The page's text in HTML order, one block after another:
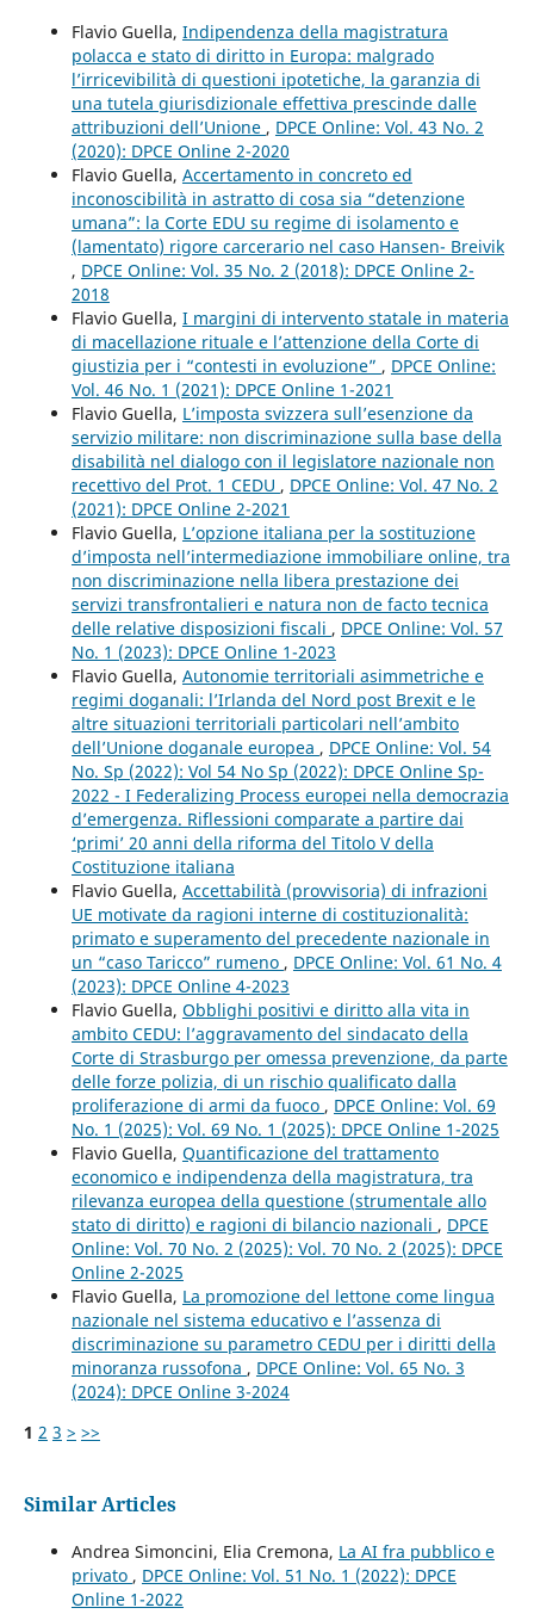
Flavio Guella, Indipendenza della magistratura
polacca e stato di diritto in Europa: malgrado
l’irricevibilità di questioni ipotetiche, la garanzia di
una tutela giurisdizionale effettiva prescinde dalle
attribuzioni dell’Unione , DPCE Online: Vol. 43 No. 2
(2020): DPCE Online 2-2020
Flavio Guella, Accertamento in concreto ed
inconoscibilità in astratto di cosa sia “detenzione
umana”: la Corte EDU su regime di isolamento e
(lamentato) rigore carcerario nel caso Hansen- Breivik
, DPCE Online: Vol. 35 No. 2 (2018): DPCE Online 2-
2018
Flavio Guella, I margini di intervento statale in materia
di macellazione rituale e l’attenzione della Corte di
giustizia per i “contesti in evoluzione” , DPCE Online:
Vol. 46 No. 1 (2021): DPCE Online 1-2021
Flavio Guella, L’imposta svizzera sull’esenzione da
servizio militare: non discriminazione sulla base della
disabilità nel dialogo con il legislatore nazionale non
recettivo del Prot. 1 CEDU , DPCE Online: Vol. 47 No. 2
(2021): DPCE Online 2-2021
Flavio Guella, L’opzione italiana per la sostituzione
d’imposta nell’intermediazione immobiliare online, tra
non discriminazione nella libera prestazione dei
servizi transfrontalieri e natura non de facto tecnica
delle relative disposizioni fiscali , DPCE Online: Vol. 57
No. 1 (2023): DPCE Online 1-2023
Flavio Guella, Autonomie territoriali asimmetriche e
regimi doganali: l’Irlanda del Nord post Brexit e le
altre situazioni territoriali particolari nell’ambito
dell’Unione doganale europea , DPCE Online: Vol. 54
No. Sp (2022): Vol 54 No Sp (2022): DPCE Online Sp-
2022 - I Federalizing Process europei nella democrazia
d’emergenza. Riflessioni comparate a partire dai
‘primi’ 20 anni della riforma del Titolo V della
Costituzione italiana
Flavio Guella, Accettabilità (provvisoria) di infrazioni
UE motivate da ragioni interne di costituzionalità:
primato e superamento del precedente nazionale in
un “caso Taricco” rumeno , DPCE Online: Vol. 61 No. 4
(2023): DPCE Online 4-2023
Flavio Guella, Obblighi positivi e diritto alla vita in
ambito CEDU: l’aggravamento del sindacato della
Corte di Strasburgo per omessa prevenzione, da parte
delle forze polizia, di un rischio qualificato dalla
proliferazione di armi da fuoco , DPCE Online: Vol. 69
No. 1 (2025): Vol. 69 No. 1 (2025): DPCE Online 1-2025
Flavio Guella, Quantificazione del trattamento
economico e indipendenza della magistratura, tra
rilevanza europea della questione (strumentale allo
stato di diritto) e ragioni di bilancio nazionali , DPCE
Online: Vol. 70 No. 2 (2025): Vol. 70 No. 2 (2025): DPCE
Online 2-2025
Flavio Guella, La promozione del lettone come lingua
nazionale nel sistema educativo e l’assenza di
discriminazione su parametro CEDU per i diritti della
minoranza russofona , DPCE Online: Vol. 65 No. 3
(2024): DPCE Online 3-2024
1 2 3 > >>
Similar Articles
Andrea Simoncini, Elia Cremona, La AI fra pubblico e
privato , DPCE Online: Vol. 51 No. 1 (2022): DPCE
Online 1-2022